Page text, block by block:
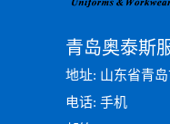
青岛奥泰斯
地址: 山东省青
电话: 手机